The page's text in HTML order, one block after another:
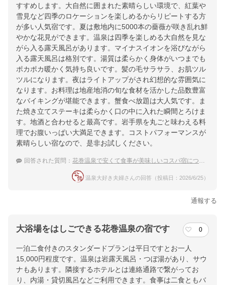
すすめします。大自然に囲まれた素晴らしい環境で、紅葉や
雪見など四季のロケーションを楽しめるからリピートする方
が多い人気宿です。夏は敷地内に5000本の薔薇が咲き乱れ鮮
やかな花見ができます。温泉は四季を楽しめる大自然を見な
がら入る露天風呂があります。マイナスイオンを浴びながら
入る露天風呂は格別です。湯質は柔らかく身体がいつまでも
ポカポカ暖かく気持ち良いです。髪の毛サラサラ、お肌ツル
ツルになります。夜はライトアップがされ幻想的な雰囲気に
なります。お料理は地産地消の旬な食材を活かした品数豊富
なバイキングが堪能できます。蟹食べ放題は大人気です。ま
た焼き立てステーキは柔らかく口の中に入れた瞬間とろけま
す。地酒と合わせると最高です。岩手県を丸ごと味わえる料
理でお腹いっぱい大満足できます。コストパフォーマンスが
素晴らしい宿なので、是非お試しください。
回答された質問： 花巻温泉で安くて食事が美味しいコスパ宿について
温泉大好き夫婦さんの回答（投稿日：2026/6/25）
通報する
大浴場をはしごできる花巻温泉の宿です 0
一泊二食付きのスタンダードプランは平日ですとお一人
15,000円程度です。温泉は岩露天風呂・つぼ湯があり、サウ
ナもあります。隣接するホテルとは連絡通路で繋がってお
り、内湯・貸切風呂などご利用できます。食事は二食ともバ